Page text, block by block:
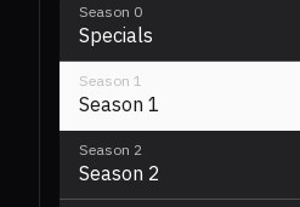
Season 0
Specials
Season 1
Season 1
Season 2
Season 2